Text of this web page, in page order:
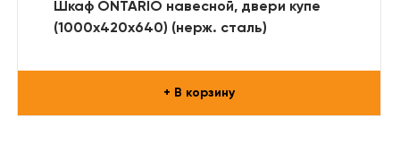
Шкаф ONTARIO навесной, двери купе
(1000х420х640) (нерж. сталь)
+ В корзину